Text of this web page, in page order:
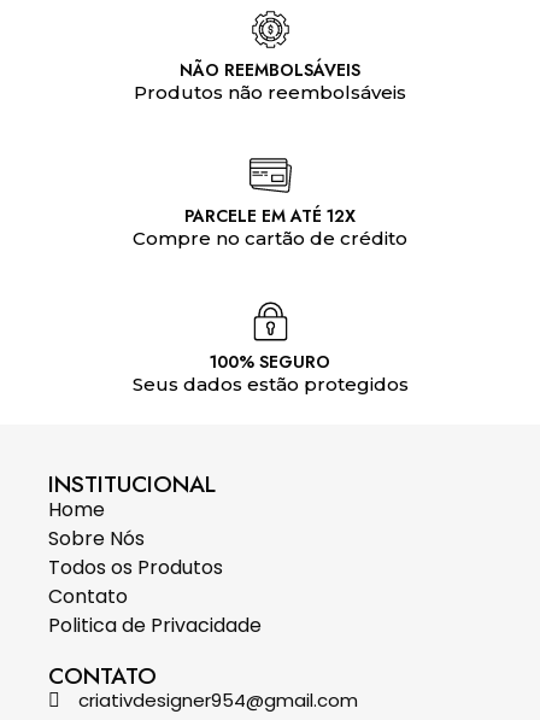
NÃO REEMBOLSÁVEIS
Produtos não reembolsáveis
PARCELE EM ATÉ 12X
Compre no cartão de crédito
100% SEGURO
Seus dados estão protegidos
INSTITUCIONAL
Home
Sobre Nós
Todos os Produtos
Contato
Politica de Privacidade
CONTATO
criativdesigner954@gmail.com